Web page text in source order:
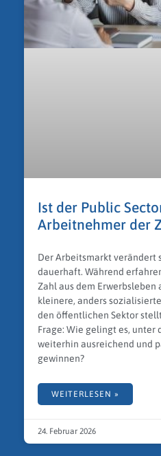
Ist der Public
Arbeitnehmer der
Der Arbeitsmarkt verändert
dauerhaft. Während
Zahl aus dem Erwerbsleben
kleinere, anders
den öffentlichen Sektor
Frage: Wie gelingt es, unter
weiterhin ausreichend und
gewinnen?
WEITERLESEN »
24. Februar 2026